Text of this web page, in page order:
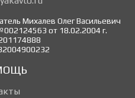
Михалев Олег Васильевич
от 18.02.2004 г.